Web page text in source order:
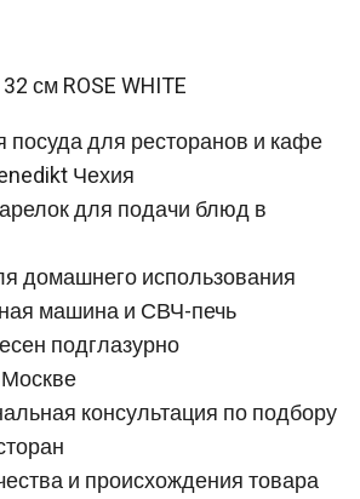
см ROSE WHITE
посуда для ресторанов и кафе
Чехия
для подачи блюд в
домашнего использования
машина и СВЧ-печь
подглазурно
консультация по подбору
и происхождения товара